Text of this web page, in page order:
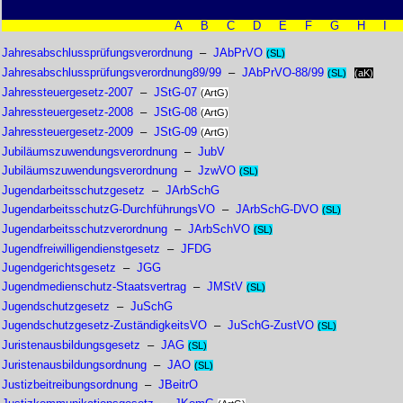
A B C D E F G H
Jahresabschlussprüfungsverordnung – JAbPrVO (SL)
Jahresabschlussprüfungsverordnung89/99 – JAbPrVO-88/99 (SL) (aK)
Jahressteuergesetz-2007 – JStG-07 (ArtG)
Jahressteuergesetz-2008 – JStG-08 (ArtG)
Jahressteuergesetz-2009 – JStG-09 (ArtG)
Jubiläumszuwendungsverordnung – JubV
Jubiläumszuwendungsverordnung – JzwVO (SL)
Jugendarbeitsschutzgesetz – JArbSchG
JugendarbeitsschutzG-DurchführungsVO – JArbSchG-DVO (SL)
Jugendarbeitsschutzverordnung – JArbSchVO (SL)
Jugendfreiwilligendienstgesetz – JFDG
Jugendgerichtsgesetz – JGG
Jugendmedienschutz-Staatsvertrag – JMStV (SL)
Jugendschutzgesetz – JuSchG
Jugendschutzgesetz-ZuständigkeitsVO – JuSchG-ZustVO (SL)
Juristenausbildungsgesetz – JAG (SL)
Juristenausbildungsordnung – JAO (SL)
Justizbeitreibungsordnung – JBeitrO